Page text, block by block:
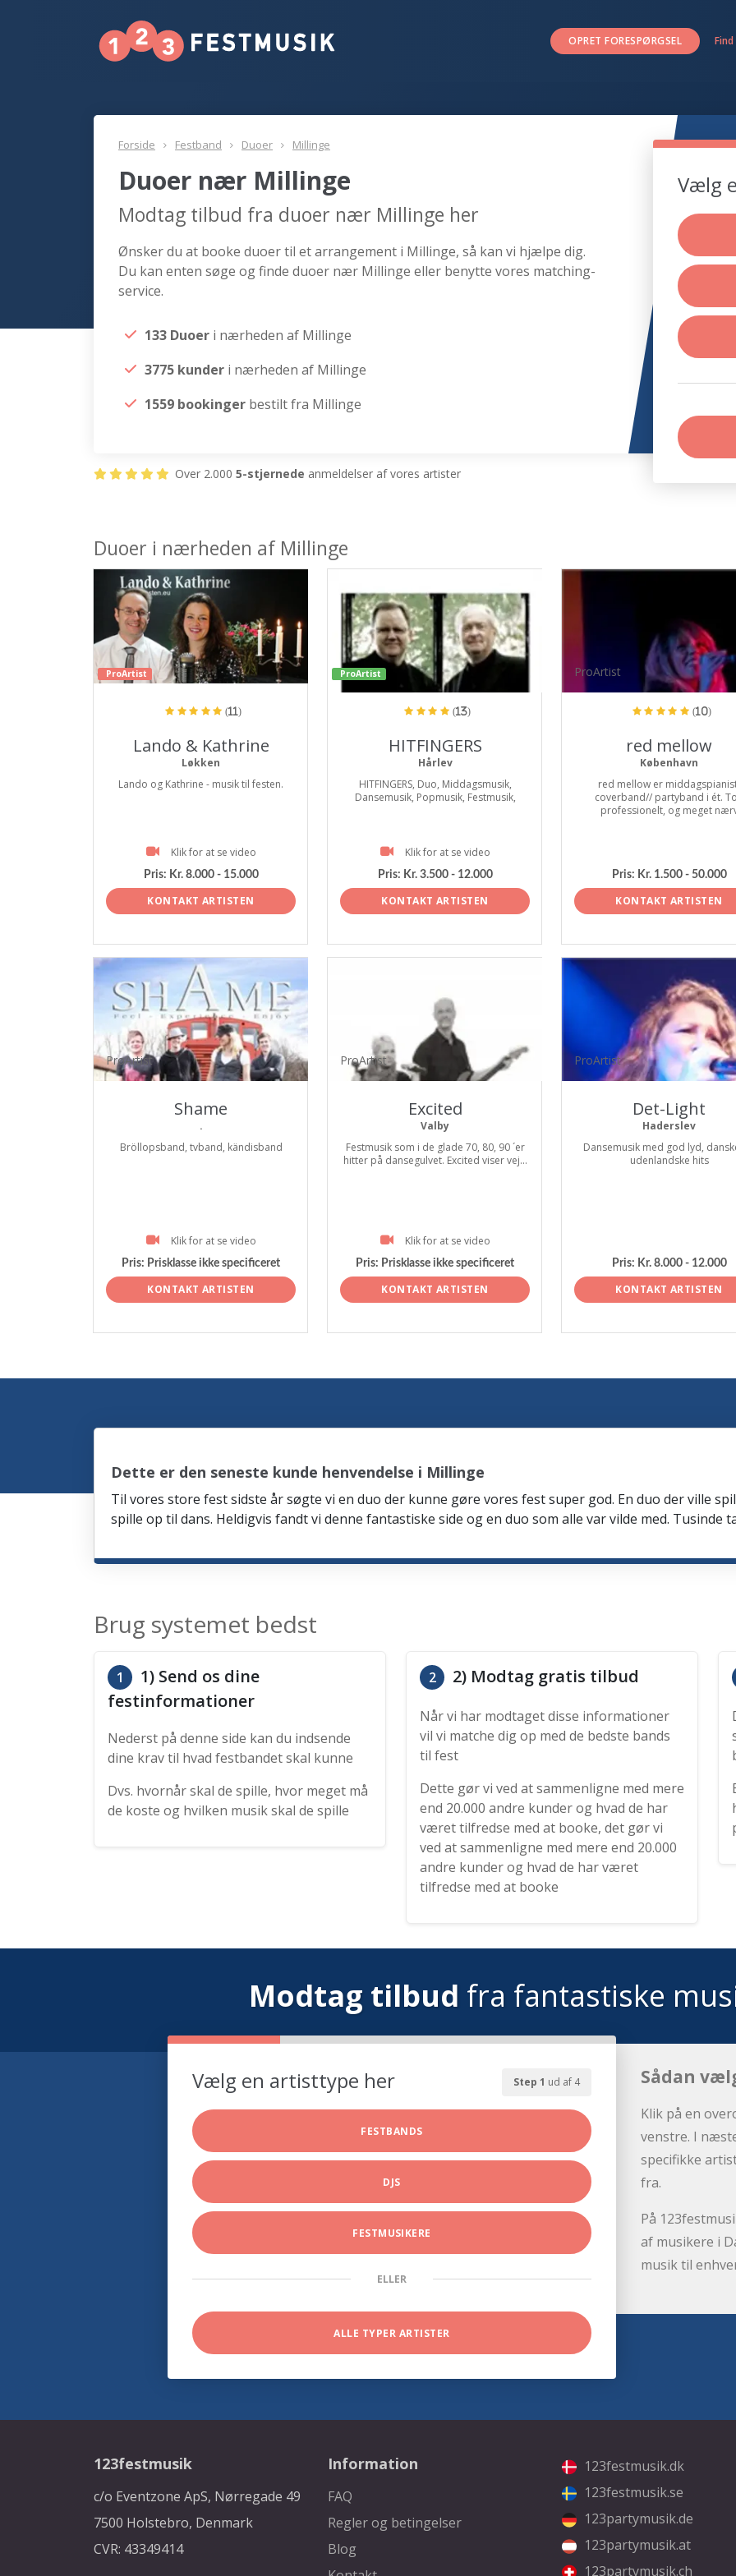
OPRET FORESPØRGSEL
Forside Festband Duoer Millinge
Duoer nær Millinge
Modtag tilbud fra duoer nær Millinge her
Ønsker du at booke duoer til et arrangement i Millinge, så kan vi hjælpe dig.
Du kan enten søge og finde duoer nær Millinge eller benytte vores matching-
service.
133 Duoer i nærheden af Millinge
3775 kunder i nærheden af Millinge
1559 bookinger bestilt fra Millinge
Vælg
Over 2.000 5-stjernede anmeldelser af vores artister
Duoer i nærheden af Millinge
ProArtist
(11)
Lando & Kathrine
Løkken
Lando og Kathrine - musik til festen.
Klik for at se video
Pris: Kr. 8.000 - 15.000
KONTAKT ARTISTEN
ProArtist
(13)
HITFINGERS
Hårlev
HITFINGERS, Duo, Middagsmusik,
Dansemusik, Popmusik, Festmusik,
Klik for at se video
Pris: Kr. 3.500 - 12.000
KONTAKT ARTISTEN
ProArtist
(10)
red mellow
København
red mellow er
coverband// partyband i ét.
professionelt, og meget
Pris: Kr. 1.500 - 50.000
KONTAKT ARTISTEN
ProArtist
Shame
.
Bröllopsband, tvband, kändisband
Klik for at se video
Pris: Prisklasse ikke specificeret
KONTAKT ARTISTEN
ProArtist
Excited
Valby
Festmusik som i de glade 70, 80, 90 ´er
hitter på dansegulvet. Excited viser vej...
Klik for at se video
Pris: Prisklasse ikke specificeret
KONTAKT ARTISTEN
ProArtist
Det-Light
Haderslev
Dansemusik med god lyd,
udenlandske hits
Pris: Kr. 8.000 - 12.000
KONTAKT ARTISTEN
Dette er den seneste kunde henvendelse i Millinge
Til vores store fest sidste år søgte vi en duo der kunne gøre vores fest super god. En duo der ville
spille op til dans. Heldigvis fandt vi denne fantastiske side og en duo som alle var vilde med. Tusinde
Brug systemet bedst
1
1) Send os dine
festinformationer
Nederst på denne side kan du indsende
dine krav til hvad festbandet skal kunne
Dvs. hvornår skal de spille, hvor meget må
de koste og hvilken musik skal de spille
2 2) Modtag gratis tilbud
Når vi har modtaget disse informationer
vil vi matche dig op med de bedste bands
til fest
Dette gør vi ved at sammenligne med mere
end 20.000 andre kunder og hvad de har
været tilfredse med at booke, det gør vi
ved at sammenligne med mere end 20.000
andre kunder og hvad de har været
tilfredse med at booke
Modtag tilbud fra fantastiske
Step 1 ud af 4
Vælg en artisttype her
FESTBANDS
DJS
FESTMUSIKERE
ELLER
ALLE TYPER ARTISTER
Sådan
Klik på en
venstre. I
specifikke
fra.
På
af musikere i
musik til
123festmusik
c/o Eventzone ApS, Nørregade 49
7500 Holstebro, Denmark
CVR: 43349414
Information
FAQ
Regler og betingelser
Blog
123festmusik.dk
123festmusik.se
123partymusik.de
123partymusik.at
123partymusik.ch